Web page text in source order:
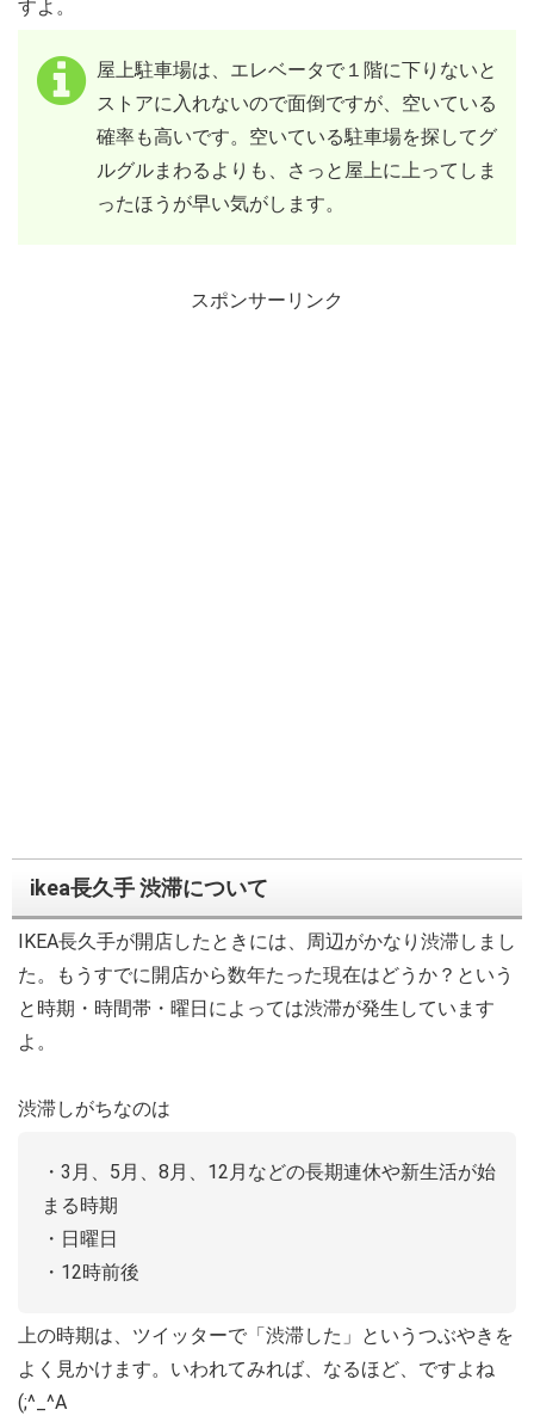
すよ。
屋上駐車場は、エレベータで１階に下りないと
ストアに入れないので面倒ですが、空いている
確率も高いです。空いている駐車場を探してグ
ルグルまわるよりも、さっと屋上に上ってしま
ったほうが早い気がします。
スポンサーリンク
ikea長久手 渋滞について
IKEA長久手が開店したときには、周辺がかなり渋滞しまし
た。もうすでに開店から数年たった現在はどうか？という
と時期・時間帯・曜日によっては渋滞が発生しています
よ。
渋滞しがちなのは
・3月、5月、8月、12月などの長期連休や新生活が始
まる時期
・日曜日
・12時前後
上の時期は、ツイッターで「渋滞した」というつぶやきを
よく見かけます。いわれてみれば、なるほど、ですよね
(;^_^A